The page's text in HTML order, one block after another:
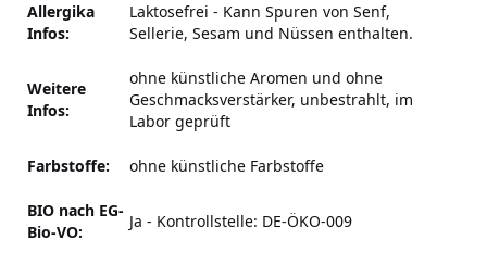
Allergika
Infos:
Laktosefrei - Kann Spuren von Senf,
Sellerie, Sesam und Nüssen enthalten.
Weitere
Infos:
ohne künstliche Aromen und ohne
Geschmacksverstärker, unbestrahlt, im
Labor geprüft
Farbstoffe: ohne künstliche Farbstoffe
BIO nach EG-
Bio-VO:
Ja - Kontrollstelle: DE-ÖKO-009